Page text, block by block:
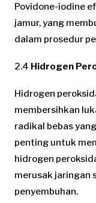
Povidone-iodine
jamur, yang
dalam prosedur
2.4 Hidrogen
Hidrogen
membersihkan
radikal bebas
penting untuk
hidrogen
merusak jaringan
penyembuhan.